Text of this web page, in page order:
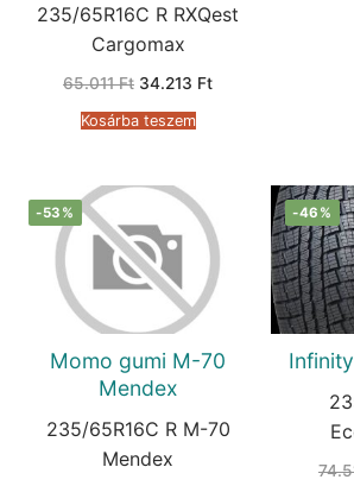
235/65R16C R RXQest
Cargomax
65.011Ft Original
was:
65.011 Ft.
34.213 FtCurrent
Kosárba teszem
-53%
Momo gumi M-70
Mendex
235/65R16C R M-70
Mendex
-46%